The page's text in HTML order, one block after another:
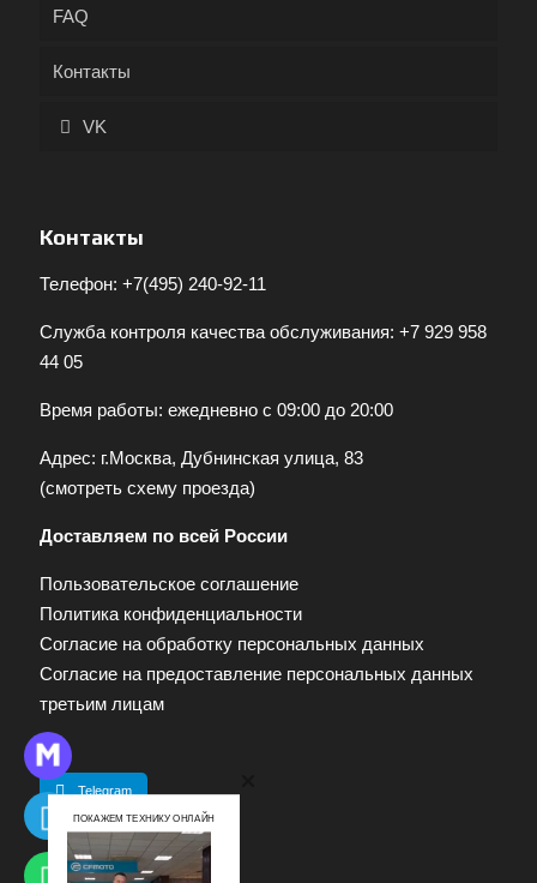
FAQ
Контакты
VK
Контакты
Телефон: +7(495) 240-92-11
Служба контроля качества обслуживания: +7 929 958
44 05
Время работы: ежедневно с 09:00 до 20:00
Адрес: г.Москва, Дубнинская улица, 83
(смотреть схему проезда)
Доставляем по всей России
Пользовательское соглашение
Политика конфиденциальности
Согласие на обработку персональных данных
Согласие на предоставление персональных данных
третьим лицам
Telegram
ПОКАЖЕМ ТЕХНИКУ ОНЛАЙН